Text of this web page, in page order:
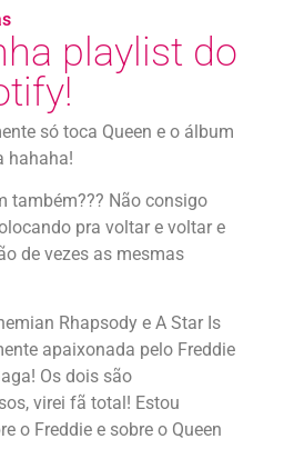
playlist do
só toca Queen e o álbum
hahaha!
também??? Não consigo
pra voltar e voltar e
de vezes as mesmas
Rhapsody e A Star Is
apaixonada pelo Freddie
Os dois são
virei fã total! Estou
o Freddie e sobre o Queen